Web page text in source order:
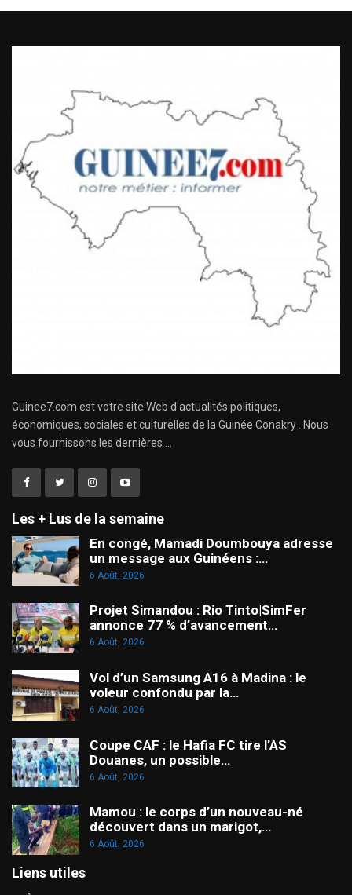
Guinee7.com est votre site Web d'actualités politiques,
économiques, sociales et culturelles de la Guinée Conakry . Nous
vous fournissons les dernières ...
Les + Lus de la semaine
En congé, Mamadi Doumbouya adresse
un message aux Guinéens :…
6 Août, 2026
Projet Simandou : Rio Tinto|SimFer
annonce 77 % d’avancement…
6 Août, 2026
Vol d’un Samsung A16 à Madina : le
voleur confondu par la…
6 Août, 2026
Coupe CAF : le Hafia FC tire l’AS
Douanes, un possible…
6 Août, 2026
Mamou : le corps d’un nouveau-né
découvert dans un marigot,…
6 Août, 2026
Liens utiles